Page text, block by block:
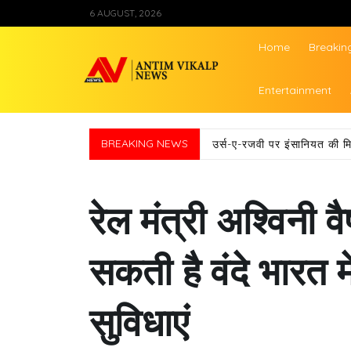
to
6 AUGUST, 2026
Antim Vikalp
Home
Entertainment
BREAKING NEWS
रेल मंत्री अश्विनी
सकती है वंदे भारत
सुविधाएं